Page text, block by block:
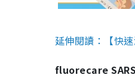
延伸閱讀：【快
fluorecare